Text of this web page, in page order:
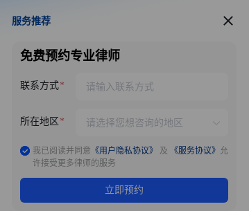
服务推荐
服务推荐
免费预约专业律师
联系方式
所在地区
我已阅读并同意 《用户隐私协议》 及 《服务协议》 允
许接受更多律师的服务
立即预约